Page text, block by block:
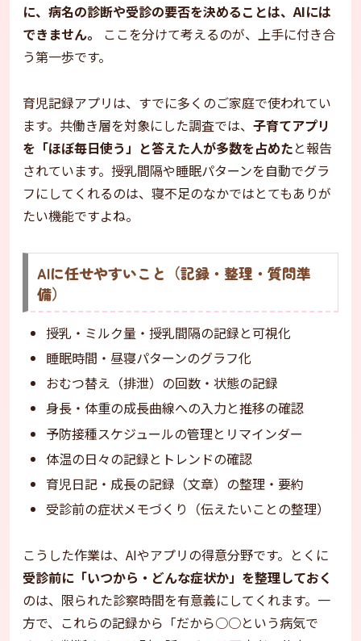
に、病名の診断や受診の要否を決めることは、AIには
できません。
ここを分けて考えるのが、上手に付き合
う第一歩です。
育児記録アプリは、すでに多くのご家庭で使われてい
ます。共働き層を対象にした調査では、 子育てアプリ
を「ほぼ毎日使う」と答えた人が多数を占めたと報告
されています。授乳間隔や睡眠パターンを自動でグラ
フにしてくれるのは、寝不足のなかではとてもありが
たい機能ですよね。
AIに任せやすいこと（記録・整理・質問準
備）
授乳・ミルク量・授乳間隔の記録と可視化
睡眠時間・昼寝パターンのグラフ化
おむつ替え（排泄）の回数・状態の記録
身長・体重の成長曲線への入力と推移の確認
予防接種スケジュールの管理とリマインダー
体温の日々の記録とトレンドの確認
育児日記・成長の記録（文章）の整理・要約
受診前の症状メモづくり（伝えたいことの整理）
こうした作業は、AIやアプリの得意分野です。とくに
受診前に「いつから・どんな症状か」を整理しておく
のは、限られた診察時間を有意義にしてくれます。一
方で、これらの記録から「だから○○という病気で